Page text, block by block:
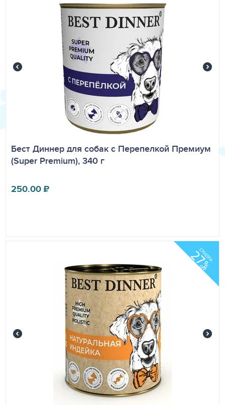
Бест Диннер для собак с Перепелкой Премиум
(Super Premium), 340 г
250.00₽
СКИДКА
27
%
OFF